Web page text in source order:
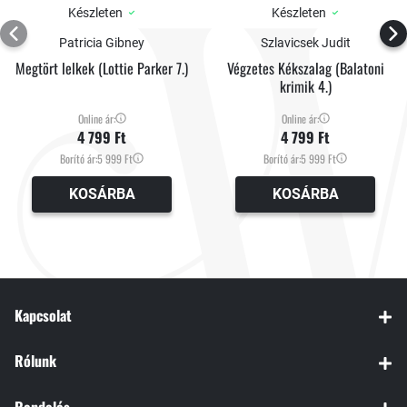
Készleten
Patricia Gibney
Megtört lelkek (Lottie Parker 7.)
Online ár:
4 799 Ft
Borító ár:5 999 Ft
KOSÁRBA
Készleten
Szlavicsek Judit
Végzetes Kékszalag (Balatoni
krimik 4.)
Online ár:
4 799 Ft
Borító ár:5 999 Ft
KOSÁRBA
Kapcsolat
Rólunk